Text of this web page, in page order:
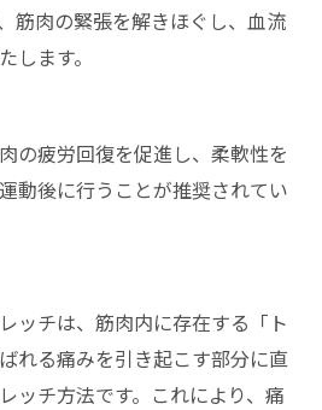
筋肉の緊張を解きほぐし、血流
します。
の疲労回復を促進し、柔軟性を
動後に行うことが推奨されてい
ッチは、筋肉内に存在する「ト
れる痛みを引き起こす部分に直
ッチ方法です。これにより、痛